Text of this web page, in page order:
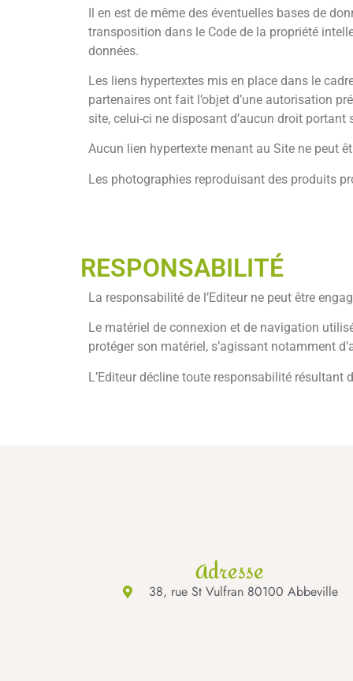
Il en est de même des éventuelles bases de
transposition dans le Code de la propriété
données.
Les liens hypertextes mis en place dans le
partenaires ont fait l’objet d’une autorisation
site, celui-ci ne disposant d’aucun droit
Aucun lien hypertexte menant au Site ne peut
Les photographies reproduisant des produits
RESPONSABILITÉ
La responsabilité de l’Editeur ne peut être
Le matériel de connexion et de navigation
protéger son matériel, s’agissant notamment
L’Editeur décline toute responsabilité
Adresse
38, rue St Vulfran 80100 Abbeville